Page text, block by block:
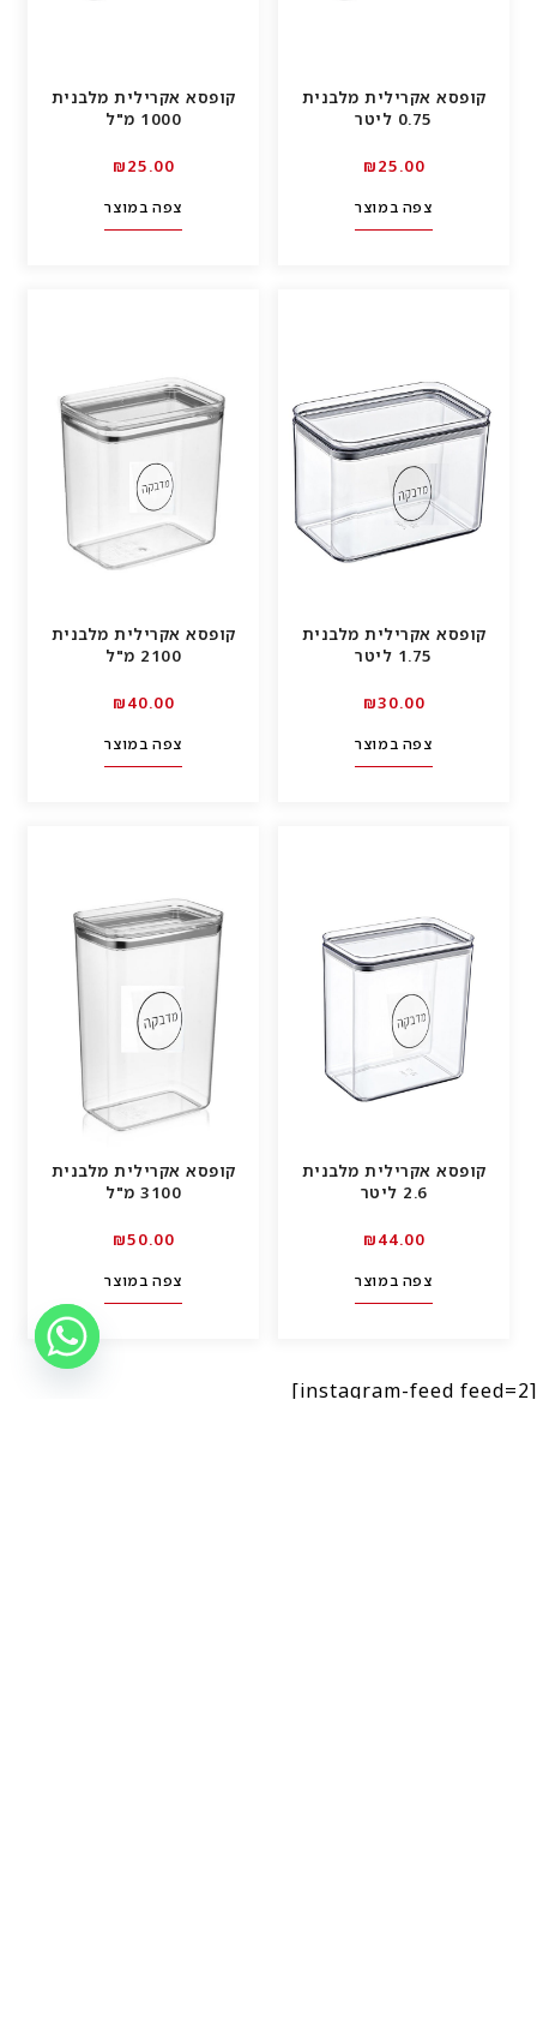
קופסא אקרילית מלבנית
0.75 ליטר
00.₪25
צפה במוצר
קופסא אקרילית מלבנית
1000 מ"ל
00.₪25
צפה במוצר
קופסא אקרילית מלבנית
1.75 ליטר
00.₪30
צפה במוצר
קופסא אקרילית מלבנית
2100 מ"ל
00.₪40
צפה במוצר
קופסא אקרילית מלבנית
2.6 ליטר
00.₪44
צפה במוצר
קופסא אקרילית מלבנית
3100 מ"ל
00.₪50
צפה במוצר
[instagram-feed feed=2]